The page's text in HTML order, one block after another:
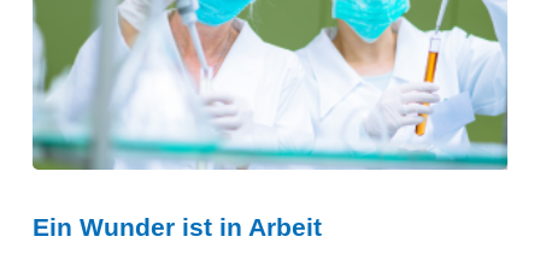
Wunder
Ein Wunder ist in Arbeit